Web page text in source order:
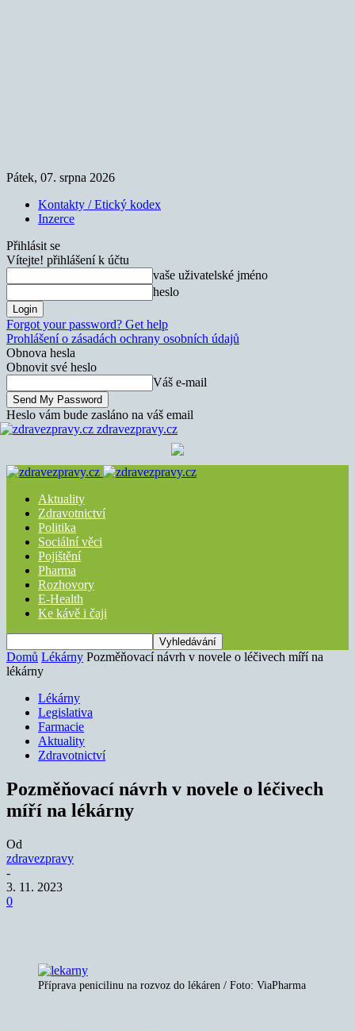
Pátek, 07. srpna 2026
Kontakty / Etický kodex
Inzerce
Přihlásit se
Vítejte! přihlášení k účtu
vaše uživatelské jméno
heslo
Forgot your password? Get help
Prohlášení o zásadách ochrany osobních údajů
Obnova hesla
Obnovit své heslo
Váš e-mail
Heslo vám bude zasláno na váš email
zdravezpravy.cz
Aktuality
Zdravotnictví
Politika
Sociální věci
Pojištění
Pharma
Rozhovory
E-Health
Ke kávě i čaji
Domů Lékárny Pozměňovací návrh v novele o léčivech míří na
lékárny
Lékárny
Legislativa
Farmacie
Aktuality
Zdravotnictví
Pozměňovací návrh v novele o léčivech
míří na lékárny
Od
zdravezpravy
-
3. 11. 2023
0
Příprava penicilinu na rozvoz do lékáren / Foto: ViaPharma